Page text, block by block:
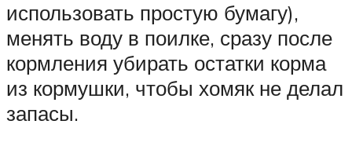
использовать простую бумагу),
менять воду в поилке, сразу после
кормления убирать остатки корма
из кормушки, чтобы хомяк не делал
запасы.